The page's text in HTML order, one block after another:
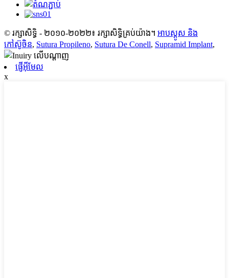
© រក្សាសិទ្ធិ - ២០១០-២០២២៖ រក្សាសិទ្ធិគ្រប់យ៉ាង។ អាបស្តូស និង
កៅស៊ូចិន, Sutura Propileno, Sutura De Conell, Supramid Implant,
ផ្ញើអ៊ីមែល
x